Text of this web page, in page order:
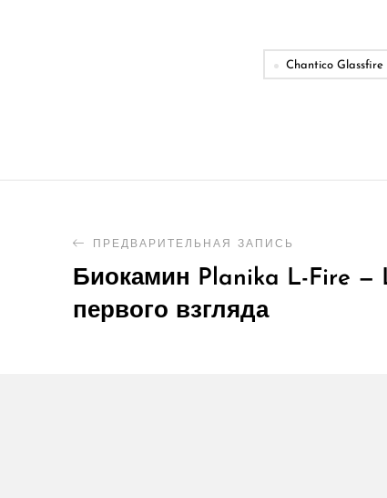
Chantico Glassfire
ПРЕДВАРИТЕЛЬНАЯ ЗАПИСЬ
Биокамин Planika L-Fire —
первого взгляда